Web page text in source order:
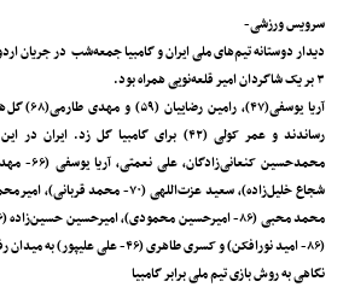
سرویس ورزشی-
دیدار دوستانه تیم‌های ملی ایران و گامبیا جمعه‌شب در جریان
۳ بر یک شاگردان امیر قلعه‌نویی همراه بود.
آریا
رساندند و عمر کولی (۴۲) برای گامبیا گل زد.
(۸۶- امید نورافکن) و کسری طاهری (۴۶- علی علیپور) به میدان رفت.
نگاهی به روش بازی تیم ملی برابر گامبیا